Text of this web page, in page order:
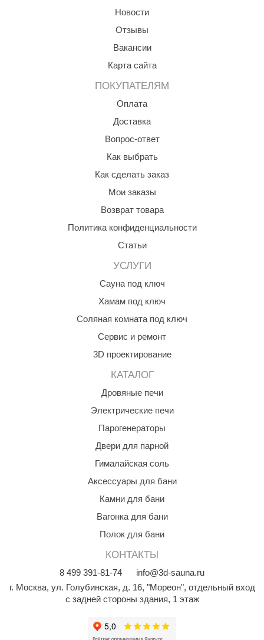
Новости
Отзывы
Вакансии
Карта сайта
ПОКУПАТЕЛЯМ
Оплата
Доставка
Вопрос-ответ
Как выбрать
Как сделать заказ
Мои заказы
Возврат товара
Политика конфиденциальности
Статьи
УСЛУГИ
Сауна под ключ
Хамам под ключ
Соляная комната под ключ
Сервис и ремонт
3D проектирование
КАТАЛОГ
Дровяные печи
Электрические печи
Парогенераторы
Двери для парной
Гималайская соль
Аксессуары для бани
Камни для бани
Вагонка для бани
Полок для бани
КОНТАКТЫ
8 499 391-81-74
info@3d-sauna.ru
г. Москва, ул. Голубинская, д. 16, "Мореон", отдельный вход
с задней стороны здания, 1 этаж